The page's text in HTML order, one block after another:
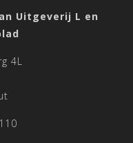
Uitgeverij L en
4L